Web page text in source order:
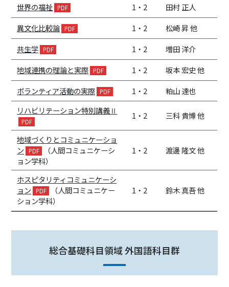
世界の福祉
1・2
田村 正人
異文化比較論
1・2
松崎 昇 他
共生学
1・2
増田 洋介
地域連携の理論と実際
1・2
坂本 宏史 他
ボランティア活動の実際
1・2
粕山 達也
リハビリテーション特別講義Ⅱ
1・2 三科 貴博 他
地域づくりとコミュニケーショ
ン
（人間コミュニケーシ
ョン学科）
1・2 渡邊 隆文 他
ホスピタリティコミュニケーシ
ョン
（人間コミュニケー
ション学科）
1・2 鈴木 真吾 他
総合基礎科目領域 外国語科目群